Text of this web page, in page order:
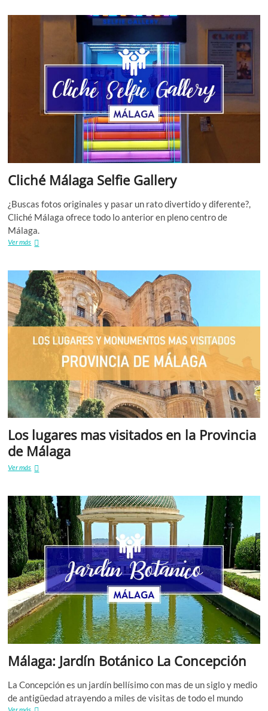
Cliché Málaga Selfie Gallery
¿Buscas fotos originales y pasar un rato divertido y diferente?,
Cliché Málaga ofrece todo lo anterior en pleno centro de
Málaga.
Ver másCliché
Gallery
Los lugares mas visitados en la Provincia
de Málaga
Ver másLos
visitados
en
la
Provincia
de
Málaga
Málaga: Jardín Botánico La Concepción
La Concepción es un jardín bellísimo con mas de un siglo y medio
de antigüedad atrayendo a miles de visitas de todo el mundo
Ver másMálaga: